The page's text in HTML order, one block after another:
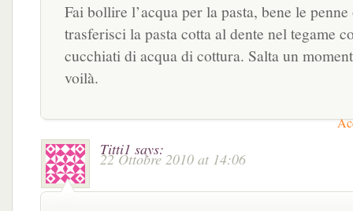
Fai bollire l’acqua per la pasta, bene le
trasferisci la pasta cotta al dente nel tegame
cucchiati di acqua di cottura. Salta un
voilà.
Titti1 says:
22 Ottobre 2010 at 14:06